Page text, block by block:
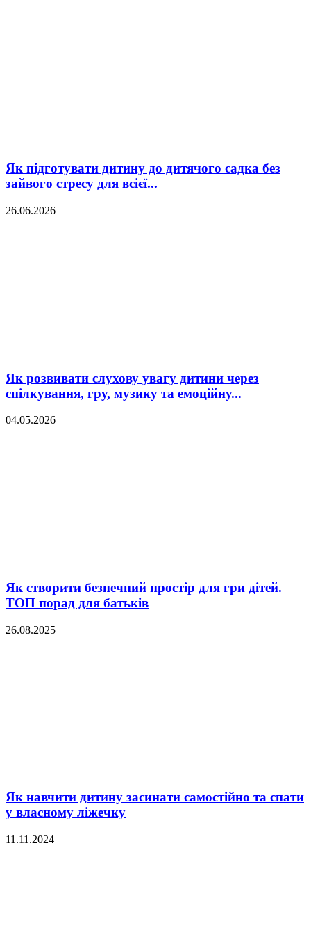
Як підготувати дитину до дитячого садка без
зайвого стресу для всієї...
26.06.2026
Як розвивати слухову увагу дитини через
спілкування, гру, музику та емоційну...
04.05.2026
Як створити безпечний простір для гри дітей.
ТОП порад для батьків
26.08.2025
Як навчити дитину засинати самостійно та спати
у власному ліжечку
11.11.2024